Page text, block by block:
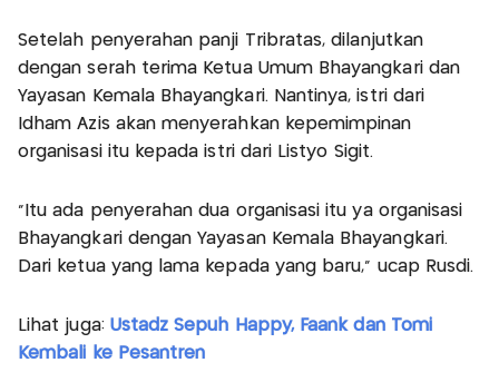
Setelah penyerahan panji Tribratas, dilanjutkan
dengan serah terima Ketua Umum Bhayangkari dan
Yayasan Kemala Bhayangkari. Nantinya, istri dari
Idham Azis akan menyerahkan kepemimpinan
organisasi itu kepada istri dari Listyo Sigit.
"Itu ada penyerahan dua organisasi itu ya organisasi
Bhayangkari dengan Yayasan Kemala Bhayangkari.
Dari ketua yang lama kepada yang baru," ucap Rusdi.
Lihat juga: Ustadz Sepuh Happy, Faank dan Tomi
Kembali ke Pesantren